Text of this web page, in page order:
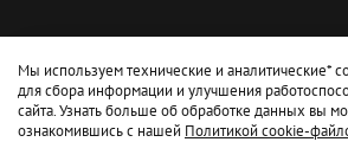
Мы используем технические и аналитические*
для сбора информации и улучшения
сайта. Узнать больше об обработке данных вы
ознакомившись с нашей Политикой cookie-